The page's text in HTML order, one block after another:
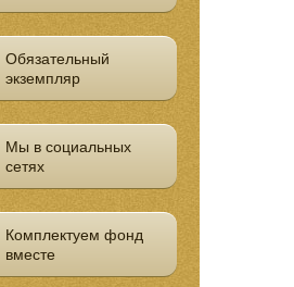
Обязательный
экземпляр
Мы в социальных
сетях
Комплектуем фонд
вместе